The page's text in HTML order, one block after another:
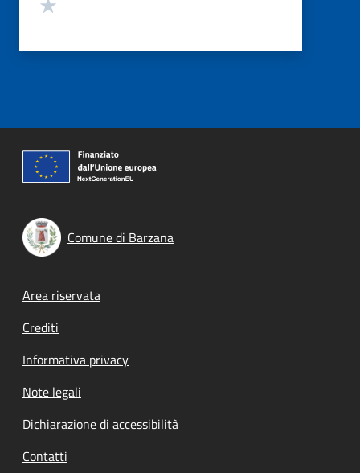
Comune di Barzana
Footer menu
Area riservata
Crediti
Informativa privacy
Note legali
Dichiarazione di accessibilità
Contatti